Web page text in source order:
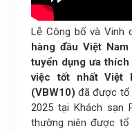
Lễ Công bố và Vinh
hàng đầu Việt
tuyển dụng ưa
việc tốt nhất Việt
(VBW10)đãđược tổ
2025 tại Khách sạn
thường niên được